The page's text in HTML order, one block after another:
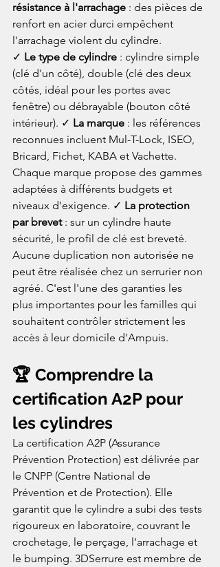
résistance à l'arrachage : des pièces de
renfort en acier durci empêchent
l'arrachage violent du cylindre.
✓ Le type de cylindre : cylindre simple
(clé d'un côté), double (clé des deux
côtés, idéal pour les portes avec
fenêtre) ou débrayable (bouton côté
intérieur). ✓ La marque : les références
reconnues incluent Mul-T-Lock, ISEO,
Bricard, Fichet, KABA et Vachette.
Chaque marque propose des gammes
adaptées à différents budgets et
niveaux d'exigence. ✓ La protection
par brevet : sur un cylindre haute
sécurité, le profil de clé est breveté.
Aucune duplication non autorisée ne
peut être réalisée chez un serrurier non
agréé. C'est l'une des garanties les
plus importantes pour les familles qui
souhaitent contrôler strictement les
accès à leur domicile d'Ampuis.
🏆 Comprendre la
certification A2P pour
les cylindres
La certification A2P (Assurance
Prévention Protection) est délivrée par
le CNPP (Centre National de
Prévention et de Protection). Elle
garantit que le cylindre a subi des tests
rigoureux en laboratoire, couvrant le
crochetage, le perçage, l'arrachage et
le bumping. 3DSerrure est membre de